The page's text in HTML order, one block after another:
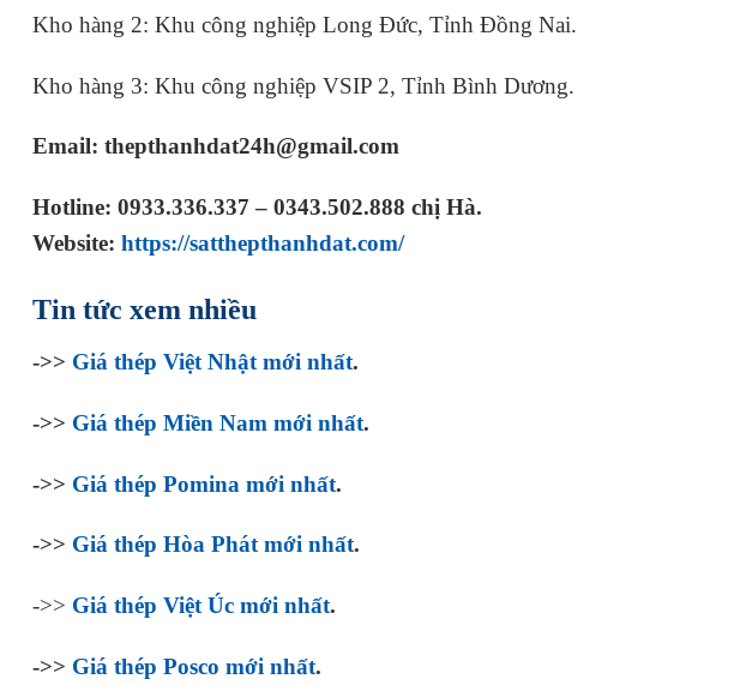
Kho hàng 2: Khu công nghiệp Long Đức, Tỉnh Đồng Nai.
Kho hàng 3: Khu công nghiệp VSIP 2, Tỉnh Bình Dương.
Email: thepthanhdat24h@gmail.com
Hotline: 0933.336.337 – 0343.502.888 chị Hà.
Website: https://satthepthanhdat.com/
Tin tức xem nhiều
->> Giá thép Việt Nhật mới nhất.
->> Giá thép Miền Nam mới nhất.
->> Giá thép Pomina mới nhất.
->> Giá thép Hòa Phát mới nhất.
->> Giá thép Việt Úc mới nhất.
->> Giá thép Posco mới nhất.